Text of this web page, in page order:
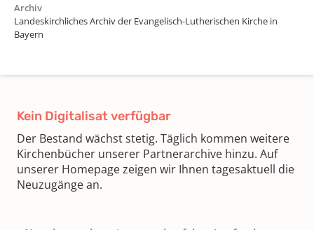
Archiv
Landeskirchliches Archiv der Evangelisch-Lutherischen Kirche in
Bayern
Kein Digitalisat verfügbar
Der Bestand wächst stetig. Täglich kommen weitere
Kirchenbücher unserer Partnerarchive hinzu. Auf
unserer Homepage zeigen wir Ihnen tagesaktuell die
Neuzugänge an.